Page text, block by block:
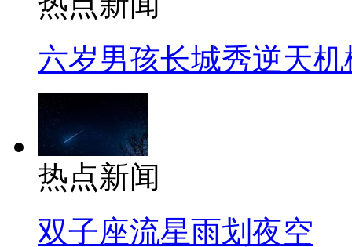
六岁男孩长城秀逆天机
热点新闻
双子座流星雨划夜空